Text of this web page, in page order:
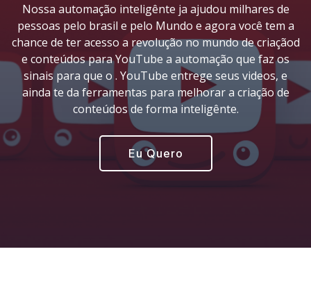
Nossa automação inteligênte ja ajudou milhares de
pessoas pelo brasil e pelo Mundo e agora você tem a
chance de ter acesso a revolução no mundo de criaçãod
e conteúdos para YouTube a automação que faz os
sinais para que o . YouTube entrege seus videos, e
ainda te da ferramentas para melhorar a criação de
conteúdos de forma inteligênte.
Eu Quero